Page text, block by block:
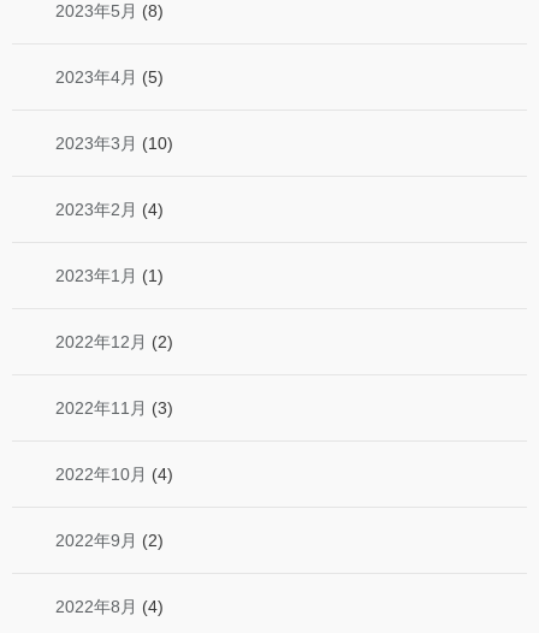
2023年5月 (8)
2023年4月 (5)
2023年3月 (10)
2023年2月 (4)
2023年1月 (1)
2022年12月 (2)
2022年11月 (3)
2022年10月 (4)
2022年9月 (2)
2022年8月 (4)